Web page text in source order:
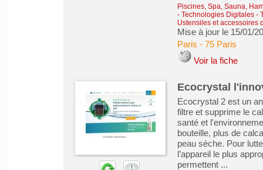
Piscines, Spa, Sauna,
- Technologies Digitales-
Ustensiles et accessoires
Mise à jour le 15/01/
Paris - 75 Paris
Voir la fiche
Ecocrystal
Ecocrystal 2 est un
filtre et supprime le
santé et
bouteille, plus de
peau sèche. Pour
l’appareil le plus
permettent ...